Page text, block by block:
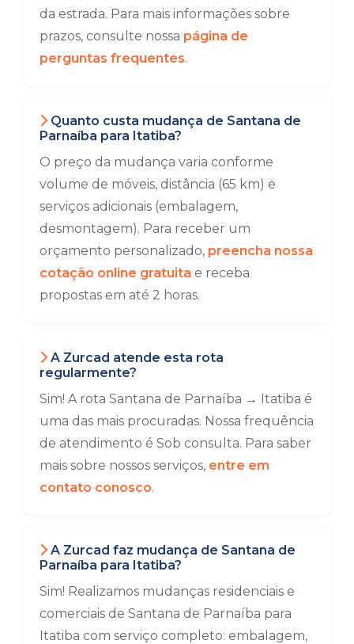
da estrada. Para mais informações sobre
prazos, consulte nossa página de
perguntas frequentes.
Quanto custa mudança de Santana de
Parnaíba para Itatiba?
O preço da mudança varia conforme
volume de móveis, distância (65 km) e
serviços adicionais (embalagem,
desmontagem). Para receber um
orçamento personalizado, preencha nossa
cotação online gratuita e receba
propostas em até 2 horas.
A Zurcad atende esta rota
regularmente?
Sim! A rota Santana de Parnaíba → Itatiba é
uma das mais procuradas. Nossa frequência
de atendimento é Sob consulta. Para saber
mais sobre nossos serviços, entre em
contato conosco.
A Zurcad faz mudança de Santana de
Parnaíba para Itatiba?
Sim! Realizamos mudanças residenciais e
comerciais de Santana de Parnaíba para
Itatiba com serviço completo: embalagem,